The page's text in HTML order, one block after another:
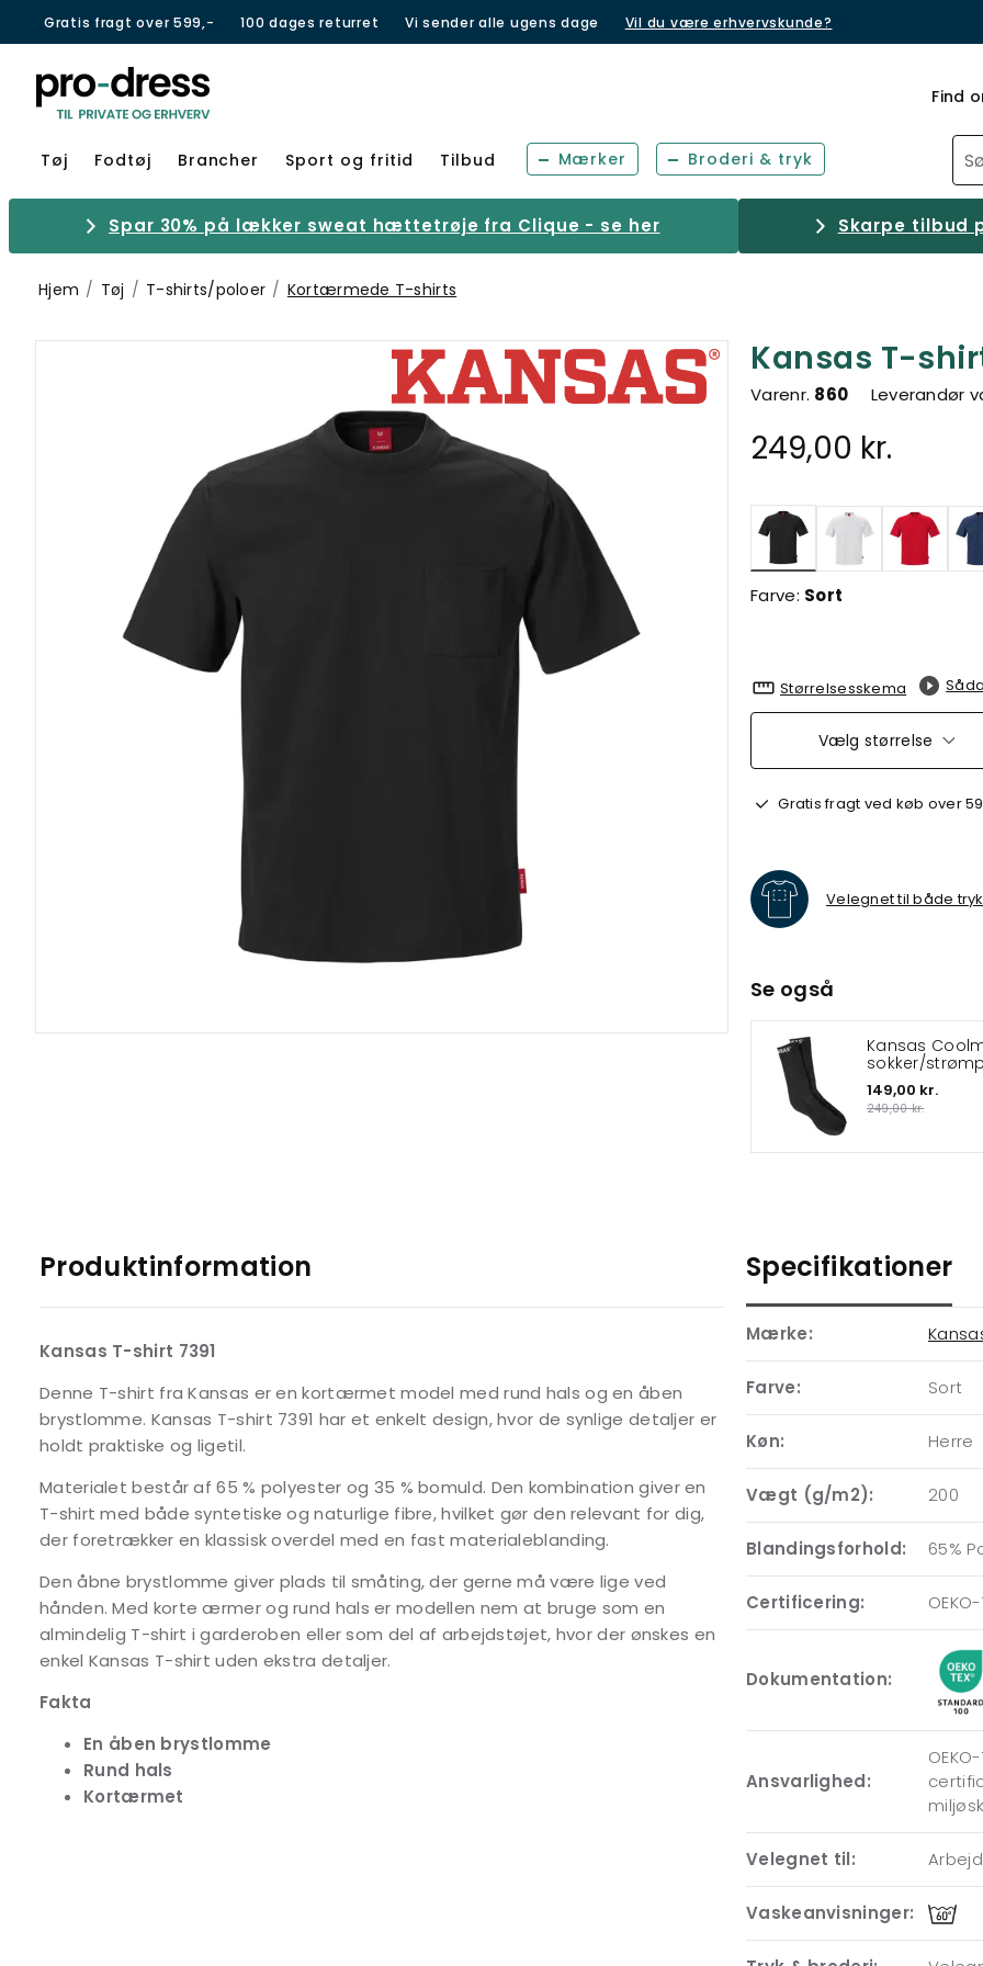
Gratis fragt over 599,- 100 dages returret Vi sender alle ugens dage Vil du være erhvervskunde?
Find
Tøj Fodtøj Brancher Sport og fritid Tilbud Mærker Broderi & tryk
Spar 30% på lækker sweat hættetrøje fra Clique - se her Skarpe tilbud
Hjem Tøj T-shirts/poloer Kortærmede T-shirts
Kansas T-
Varenr. 860 Leverandør
249,00 kr.
valgte
Farve: Sort
Størrelsesskema
Vælg størrelse
Gratis fragt ved køb over
Velegnet til både
Se også
Kansas
sokker/
149,00 kr.
249,00 kr.
Produktinformation
Kansas T-shirt 7391
Denne T-shirt fra Kansas er en kortærmet model med rund hals og en åben
brystlomme. Kansas T-shirt 7391 har et enkelt design, hvor de synlige detaljer er
holdt praktiske og ligetil.
Materialet består af 65 % polyester og 35 % bomuld. Den kombination giver en
T-shirt med både syntetiske og naturlige fibre, hvilket gør den relevant for dig,
der foretrækker en klassisk overdel med en fast materialeblanding.
Den åbne brystlomme giver plads til småting, der gerne må være lige ved
hånden. Med korte ærmer og rund hals er modellen nem at bruge som en
almindelig T-shirt i garderoben eller som del af arbejdstøjet, hvor der ønskes en
enkel Kansas T-shirt uden ekstra detaljer.
Fakta
En åben brystlomme
Rund hals
Kortærmet
Specifikationer
Mærke:
Farve: Sort
Køn: Herre
Vægt (g/m2): 200
Blandingsforhold: 65%
Certificering:
Dokumentation:
Ansvarlighed:
Velegnet til:
Vaskeanvisninger: